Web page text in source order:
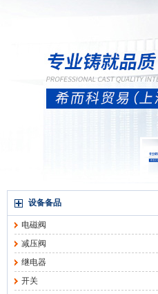
设备备品
电磁阀
减压阀
继电器
开关